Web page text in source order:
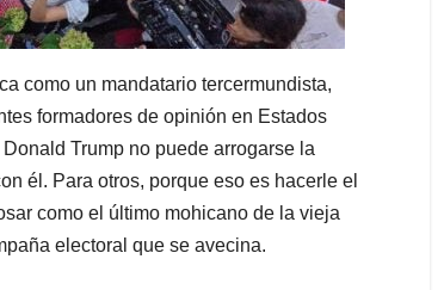
como un mandatario tercermundista,
formadores de opinión en Estados
Trump no puede arrogarse la
él. Para otros, porque eso es hacerle el
como el último mohicano de la vieja
electoral que se avecina.